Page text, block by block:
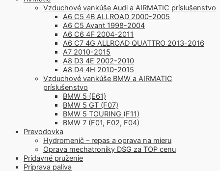
Vzduchové vankúše Audi a AIRMATIC príslušenstvo
A6 C5 4B ALLROAD 2000-2005
A6 C5 Avant 1998-2004
A6 C6 4F 2004-2011
A6 C7 4G ALLROAD QUATTRO 2013-2016
A7 2010-2015
A8 D3 4E 2002-2010
A8 D4 4H 2010-2015
Vzduchové vankúše BMW a AIRMATIC
príslušenstvo
BMW 5 (E61)
BMW 5 GT (F07)
BMW 5 TOURING (F11)
BMW 7 (F01, F02, F04)
Prevodovka
Hydromenič – repas a oprava na mieru
Oprava mechatroniky DSG za TOP cenu
Prídavné pruženie
Príprava paliva